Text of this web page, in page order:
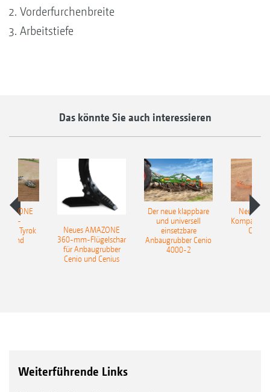
Vorderfurchenbreite
Arbeitstiefe
Das könnte Sie auch interessieren
Tyrok
Neues AMAZONE
360-mm-Flügelschar
für Anbaugrubber
Cenio und Cenius
Der neue klappbare
und universell
einsetzbare
Anbaugrubber Cenio
4000-2
Neue
Weiterführende Links